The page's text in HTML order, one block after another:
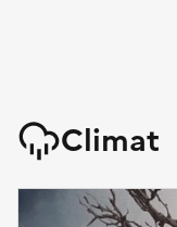
Climat